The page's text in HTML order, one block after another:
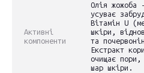
Активні
компоненти
Олія жожоба
усуває
Вітамін U
шкіри,
та
Екстракт
очищає пори,
шар шкіри.